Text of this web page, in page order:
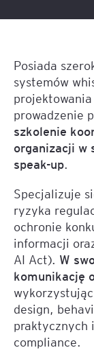
Posiada
systemów
projektowania
prowadzenie
szkolenie
organizacji w
speak-up.
Specjalizuje
ryzyka
ochronie
informacji
AI Act). W
komunikację
design,
praktycznych
compliance.